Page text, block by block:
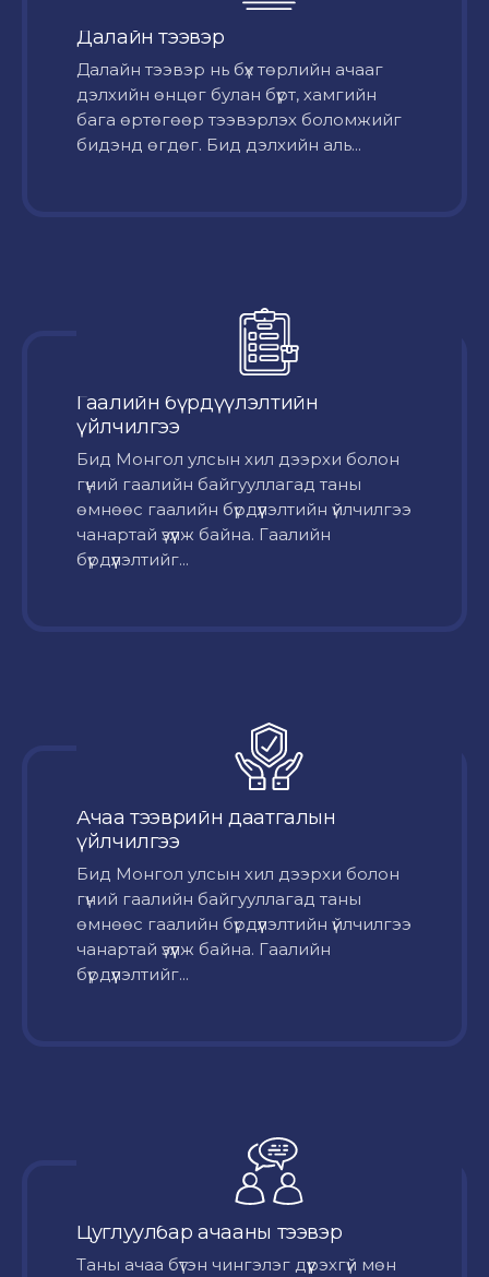
Далайн тээвэр
Далайн тээвэр нь бүх төрлийн ачааг
дэлхийн өнцөг булан бүрт, хамгийн
бага өртөгөөр тээвэрлэх боломжийг
бидэнд өгдөг. Бид дэлхийн аль...
Гаалийн бүрдүүлэлтийн
үйлчилгээ
Бид Монгол улсын хил дээрхи болон
гүний гаалийн байгууллагад таны
өмнөөс гаалийн бүрдүүлэлтийн үйлчилгээ
чанартай үзүүлж байна. Гаалийн
бүрдүүлэлтийг...
Ачаа тээврийн даатгалын
үйлчилгээ
Бид Монгол улсын хил дээрхи болон
гүний гаалийн байгууллагад таны
өмнөөс гаалийн бүрдүүлэлтийн үйлчилгээ
чанартай үзүүлж байна. Гаалийн
бүрдүүлэлтийг...
Цуглуулбар ачааны тээвэр
Таны ачаа бүтэн чингэлэг дүүрэхгүй мөн